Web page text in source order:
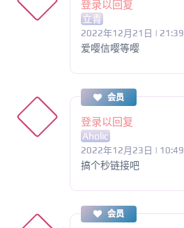
登录以回复
立青
2022年12月21日 | 21:39
爱嘤信嘤等嘤
会员
登录以回复
Aholic
2022年12月23日 | 10:49
搞个秒链接吧
会员